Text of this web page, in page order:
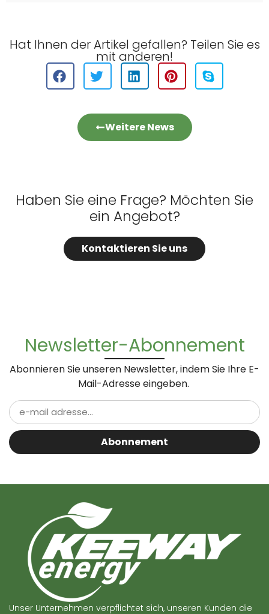
Hat Ihnen der Artikel gefallen? Teilen Sie es
mit anderen!
Weitere News
Haben Sie eine Frage? Möchten Sie
ein Angebot?
Kontaktieren Sie uns
Newsletter-Abonnement
Abonnieren Sie unseren Newsletter, indem Sie Ihre E-
Mail-Adresse eingeben.
Abonnement
Unser Unternehmen verpflichtet sich, unseren Kunden die